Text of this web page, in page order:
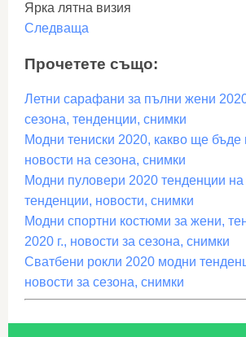
Ярка лятна визия
Следваща
Прочетете също:
Летни сарафани за пълни жени
сезона, тенденции, снимки
Модни тениски 2020, какво ще бъде
новости на сезона, снимки
Модни пуловери 2020 тенденции на
тенденции, новости, снимки
Модни спортни костюми за жени,
2020 г., новости за сезона, снимки
Сватбени рокли 2020 модни
новости за сезона, снимки